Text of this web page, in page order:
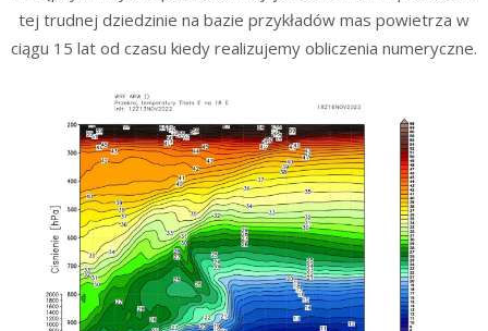
tej trudnej dziedzinie na bazie przykładów mas powietrza w
ciągu 15 lat od czasu kiedy realizujemy obliczenia numeryczne.